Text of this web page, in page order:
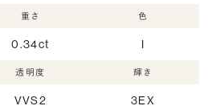
重さ
0.34ct
色
I
透明度
VVS2
輝き
3EX